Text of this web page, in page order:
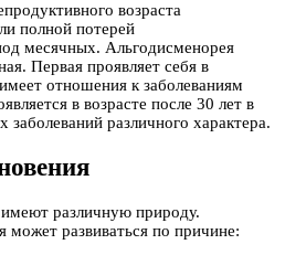
возраста
полной потерей
месячных. Альгодисменорея
Первая проявляет себя в
отношения к заболеваниям
в возрасте после 30 лет в
заболеваний различного характера.
различную природу.
может развиваться по причине: